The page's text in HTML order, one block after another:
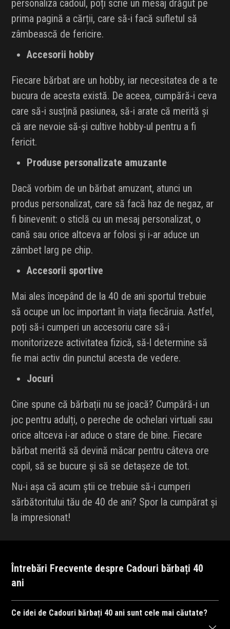
personaliza cadoul, poți scrie un mesaj drăgut pe
prima pagină a cărții, care să-i facă sufletul să
zâmbească de fericire.
Accesorii hobby
Fiecare bărbat are un hobby, iar necesitatea de a te
bucura de acesta există. De aceea, cumpără-i ceva
care să-i susțină pasiunea, să-i arate că merită și
că are nevoie să-și cultive hobby-ul pentru a fi
fericit.
Produse personalizate amuzante
Dacă vorbim de un bărbat amuzant, atunci un
produs personalizat, care să facă haz de negaz, ar
fi binevenit: o sticlă cu un mesaj personalizat, o
cană sau orice altceva ar folosi și i-ar aduce un
zâmbet larg pe chip.
Accesorii sportive
Mai ales începând de la 40 de ani sportul trebuie
să ocupe un loc important în viața fiecăruia. Astfel,
poți să-i cumperi un accesoriu care să-i
monitorizeze activitatea fizică, să-l determine să
fie mai activ din punctul acesta de vedere.
Jocuri
Cine spune că bărbații nu se joacă? Cumpără-i un
joc pentru adulți, o pereche de ochelari virtuali sau
orice altceva i-ar aduce o stare de bine. Fiecare
bărbat merită să devină măcar pentru câteva ore
copil, să se bucure și să se detașeze de tot.
Nu-i așa că acum știi ce trebuie să-i cumperi
sărbătoritului tău de 40 de ani? Spor la cumpărat și
la impresionat!
Întrebări Frecvente despre Cadouri bărbați 40
ani
Ce idei de Cadouri bărbați 40 ani sunt cele mai căutate?